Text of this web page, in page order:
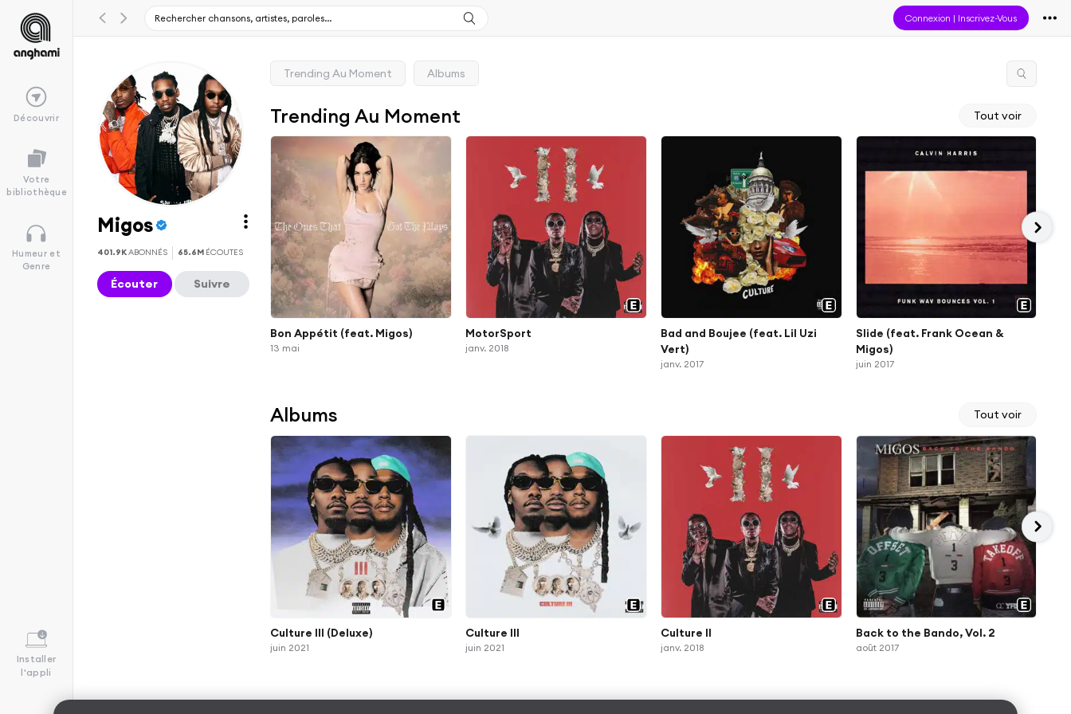
Connexion | Inscrivez-Vous
Découvrir
Votre
bibliothèque
Humeur et
Genre
Installer
l'appli
Migos
401.9KABONNÉS 65.6M ÉCOUTES
Écouter Suivre
Trending Au Moment Albums
Trending Au Moment Tout voir
Bon Appétit (feat. Migos)
13 mai
MotorSport
janv. 2018
Bad and Boujee (feat. Lil Uzi
Vert)
janv. 2017
Slide (feat. Frank Ocean &
Migos)
juin 2017
Albums Tout voir
Culture III (Deluxe)
juin 2021
Culture III
juin 2021
Culture II
janv. 2018
Back to the Bando, Vol. 2
août 2017